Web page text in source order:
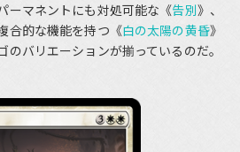
ーマネントにも対処可能な《告別》、
合的な機能を持つ《白の太陽の黄昏》
のバリエーションが揃っているのだ。